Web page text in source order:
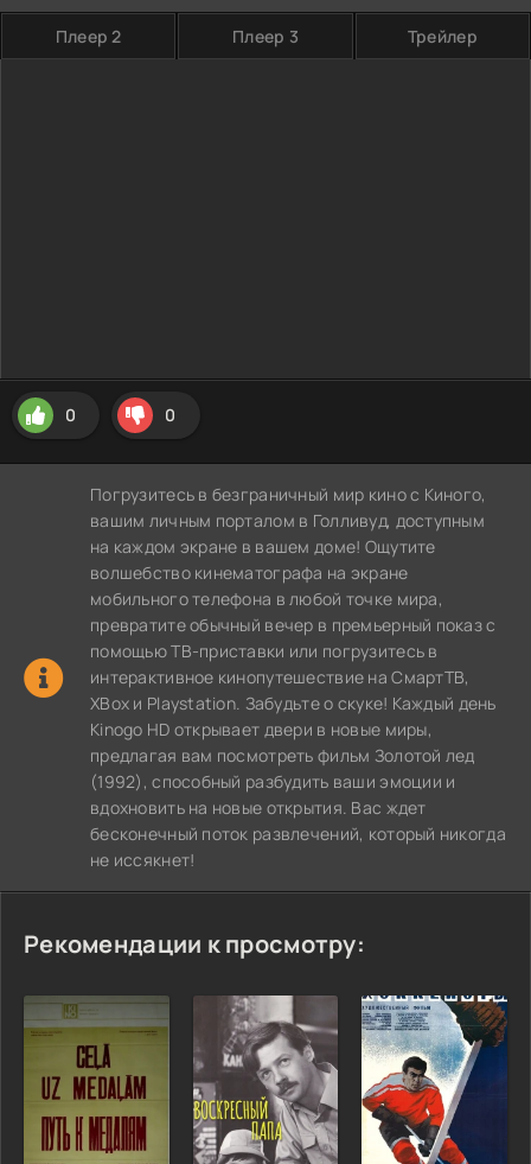
Плеер 2 Плеер 3 Трейлер
0 0
Погрузитесь в безграничный мир кино с Киного,
вашим личным порталом в Голливуд, доступным
на каждом экране в вашем доме! Ощутите
волшебство кинематографа на экране
мобильного телефона в любой точке мира,
превратите обычный вечер в премьерный показ с
помощью ТВ-приставки или погрузитесь в
интерактивное кинопутешествие на СмартТВ,
XBox и Playstation. Забудьте о скуке! Каждый день
Kinogo HD открывает двери в новые миры,
предлагая вам посмотреть фильм Золотой лед
(1992), способный разбудить ваши эмоции и
вдохновить на новые открытия. Вас ждет
бесконечный поток развлечений, который никогда
не иссякнет!
Рекомендации к просмотру: